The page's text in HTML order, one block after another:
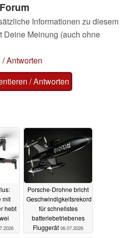
Informationen zu diesem
Deine Meinung (auch ohne
/Antworten
/ Antworten
mit
hebt
Porsche-Drohne bricht
Geschwindigkeitsrekord
für schnellstes
batteriebetriebenes
Fluggerät 06.07.2026